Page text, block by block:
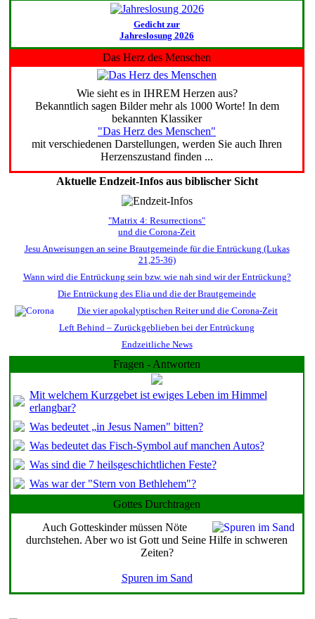
Gedicht zur
Jahreslosung 2026
Das Herz des Menschen
Wie sieht es in IHREM Herzen aus?
Bekanntlich sagen Bilder mehr als 1000 Worte! In dem
bekannten Klassiker
"Das Herz des Menschen"
mit verschiedenen Darstellungen, werden Sie auch Ihren
Herzenszustand finden ...
Aktuelle Endzeit-Infos aus biblischer Sicht
"Matrix 4: Resurrections"
und die Corona-Zeit
Jesu Anweisungen an seine Brautgemeinde für die Entrückung (Lukas
21,25-36)
Wann wird die Entrückung sein bzw. wie nah sind wir der Entrückung?
Die Entrückung des Elia und die der Brautgemeinde
Die vier apokalyptischen Reiter und die Corona-Zeit
Left Behind – Zurückgeblieben bei der Entrückung
Endzeitliche News
Fragen - Antworten
Mit welchem Kurzgebet ist ewiges Leben im Himmel
erlangbar?
Was bedeutet „in Jesus Namen" bitten?
Was bedeutet das Fisch-Symbol auf manchen Autos?
Was sind die 7 heilsgeschichtlichen Feste?
Was war der "Stern von Bethlehem"?
Gottes Durchtragen
Auch Gotteskinder müssen Nöte
durchstehen. Aber wo ist Gott und Seine Hilfe in schweren
Zeiten?
Spuren im Sand